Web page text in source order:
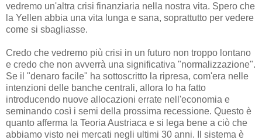
vedremo un'altra crisi finanziaria nella nostra vita. Spero che
la Yellen abbia una vita lunga e sana, soprattutto per vedere
come si sbagliasse.
Credo che vedremo più crisi in un futuro non troppo lontano
e credo che non avverrà una significativa "normalizzazione".
Se il "denaro facile" ha sottoscritto la ripresa, com'era nelle
intenzioni delle banche centrali, allora lo ha fatto
introducendo nuove allocazioni errate nell'economia e
seminando così i semi della prossima recessione. Questo è
quanto afferma la Teoria Austriaca e si lega bene a ciò che
abbiamo visto nei mercati negli ultimi 30 anni. Il sistema è